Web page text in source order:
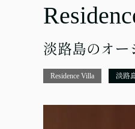
淡路島のオー
Residence Villa 淡路